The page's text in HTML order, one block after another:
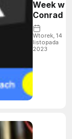
Week w
Conrad
Wtorek, 14
listopada
2023